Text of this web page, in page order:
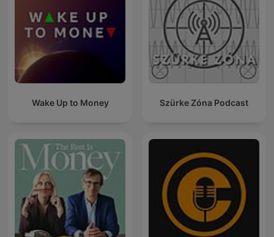
Wake Up to Money Szürke Zóna Podcast